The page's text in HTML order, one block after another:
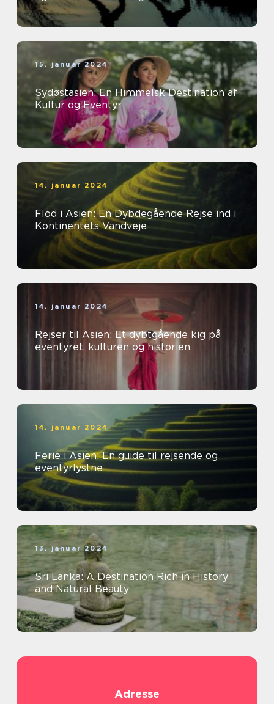
15. januar 2024
Sydøstasien: En Himmelsk Destination af
Kultur og Eventyr
14. januar 2024
Flod i Asien: En Dybdegående Rejse ind i
Kontinentets Vandveje
14. januar 2024
Rejser til Asien: Et dybtgående kig på
eventyret, kulturen og historien
14. januar 2024
Ferie i Asien: En guide til rejsende og
eventyrlystne
13. januar 2024
Sri Lanka: A Destination Rich in History
and Natural Beauty
Adresse